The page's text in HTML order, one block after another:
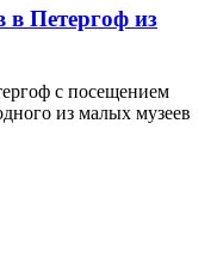
в Петергоф из
с посещением
из малых музеев